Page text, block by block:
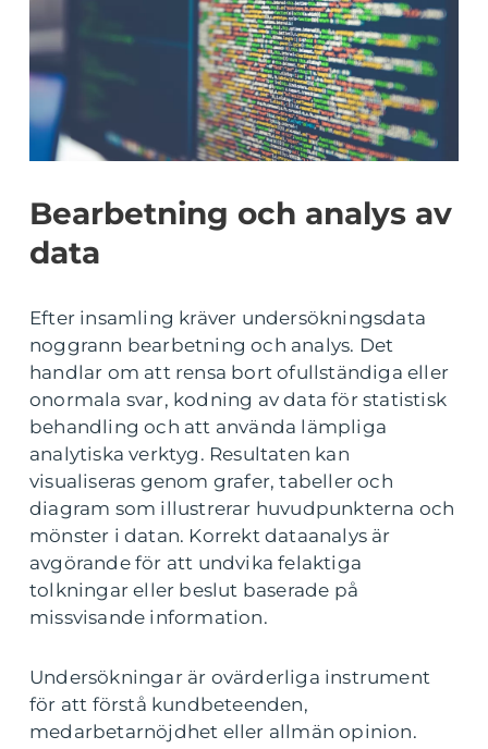
Bearbetning och analys av
data
Efter insamling kräver undersökningsdata
noggrann bearbetning och analys. Det
handlar om att rensa bort ofullständiga eller
onormala svar, kodning av data för statistisk
behandling och att använda lämpliga
analytiska verktyg. Resultaten kan
visualiseras genom grafer, tabeller och
diagram som illustrerar huvudpunkterna och
mönster i datan. Korrekt dataanalys är
avgörande för att undvika felaktiga
tolkningar eller beslut baserade på
missvisande information.
Undersökningar är ovärderliga instrument
för att förstå kundbeteenden,
medarbetarnöjdhet eller allmän opinion.